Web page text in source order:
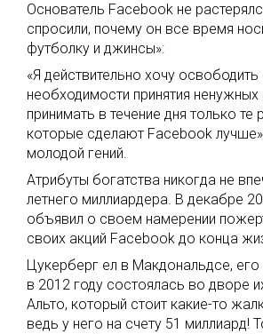
Основатель Facebook не
спросили, почему он все время
футболку и джинсы»:
«Я действительно хочу
необходимости принятия
принимать в течение дня только те
которые сделают Facebook
молодой гений.
Атрибуты богатства никогда не
летнего миллиардера. В декабре
объявил о своем намерении
своих акций Facebook до конца
Цукерберг ел в Макдональдсе,
в 2012 году состоялась во дворе
Альто, который стоит какие-то
ведь у него на счету 51 миллиард!